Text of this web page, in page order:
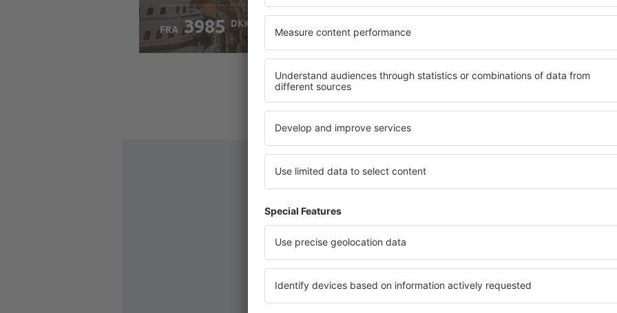
Kontrollér oplysninger
FRA 3985 DKK
Kontrollér oplysninger
FRA 1121
Vis andre tilbud